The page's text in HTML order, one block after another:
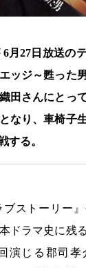
月27日放送の
ッジ～甦った
田さんにとっ
なり、車椅子
する。
ストーリー
ドラマ史に残
演じる郡司孝